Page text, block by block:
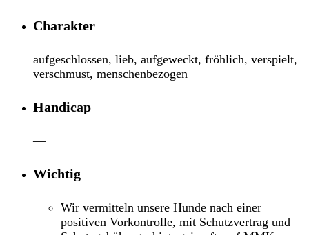
Charakter
aufgeschlossen, lieb, aufgeweckt, fröhlich, verspielt,
verschmust, menschenbezogen
Handicap
—
Wichtig
Wir vermitteln unsere Hunde nach einer
positiven Vorkontrolle, mit Schutzvertrag und